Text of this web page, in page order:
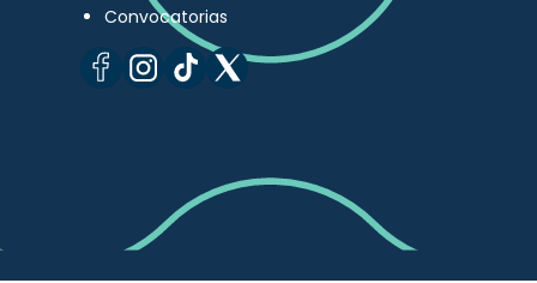
Convocatorias